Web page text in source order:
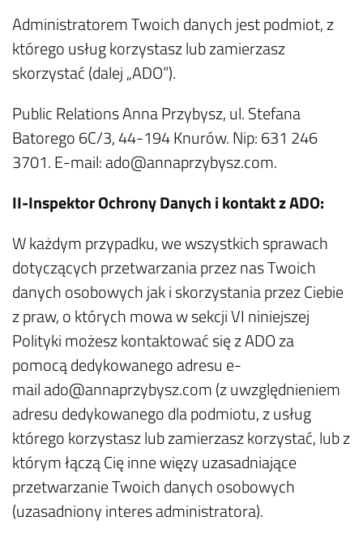
Administratorem Twoich danych jest podmiot, z
którego usług korzystasz lub zamierzasz
skorzystać (dalej „ADO”).
Public Relations Anna Przybysz, ul. Stefana
Batorego 6C/3, 44-194 Knurów. Nip: 631 246
3701. E-mail: ado@annaprzybysz.com.
II-Inspektor Ochrony Danych i kontakt z ADO:
W każdym przypadku, we wszystkich sprawach
dotyczących przetwarzania przez nas Twoich
danych osobowych jak i skorzystania przez Ciebie
z praw, o których mowa w sekcji VI niniejszej
Polityki możesz kontaktować się z ADO za
pomocą dedykowanego adresu e-
mail ado@annaprzybysz.com (z uwzględnieniem
adresu dedykowanego dla podmiotu, z usług
którego korzystasz lub zamierzasz korzystać, lub z
którym łączą Cię inne więzy uzasadniające
przetwarzanie Twoich danych osobowych
(uzasadniony interes administratora).